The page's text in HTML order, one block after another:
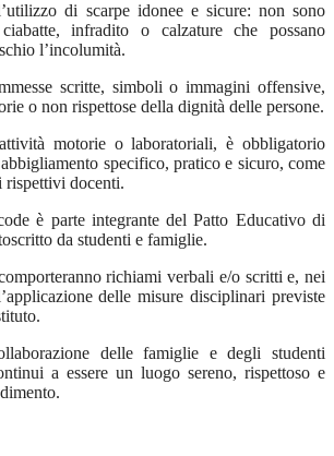
di scarpe idonee e sicure: non sono
ciabatte, infradito o calzature che possano
l’incolumità.
scritte, simboli o immagini offensive,
o non rispettose della dignità delle persone.
motorie o laboratoriali, è obbligatorio
specifico, pratico e sicuro, come
rispettivi docenti.
è parte integrante del Patto Educativo di
da studenti e famiglie.
richiami verbali e/o scritti e, nei
delle misure disciplinari previste
delle famiglie e degli studenti
a essere un luogo sereno, rispettoso e